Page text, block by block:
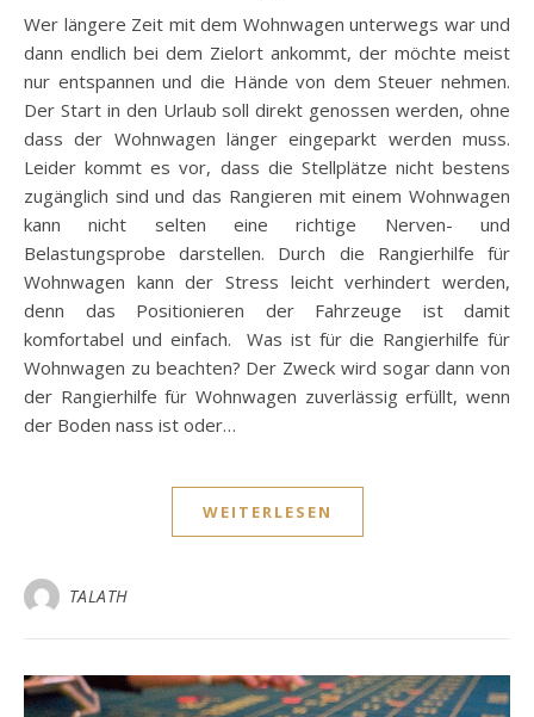
Wer längere Zeit mit dem Wohnwagen unterwegs war und
dann endlich bei dem Zielort ankommt, der möchte meist
nur entspannen und die Hände von dem Steuer nehmen.
Der Start in den Urlaub soll direkt genossen werden, ohne
dass der Wohnwagen länger eingeparkt werden muss.
Leider kommt es vor, dass die Stellplätze nicht bestens
zugänglich sind und das Rangieren mit einem Wohnwagen
kann nicht selten eine richtige Nerven- und
Belastungsprobe darstellen. Durch die Rangierhilfe für
Wohnwagen kann der Stress leicht verhindert werden,
denn das Positionieren der Fahrzeuge ist damit
komfortabel und einfach. Was ist für die Rangierhilfe für
Wohnwagen zu beachten? Der Zweck wird sogar dann von
der Rangierhilfe für Wohnwagen zuverlässig erfüllt, wenn
der Boden nass ist oder…
WEITERLESEN
TALATH